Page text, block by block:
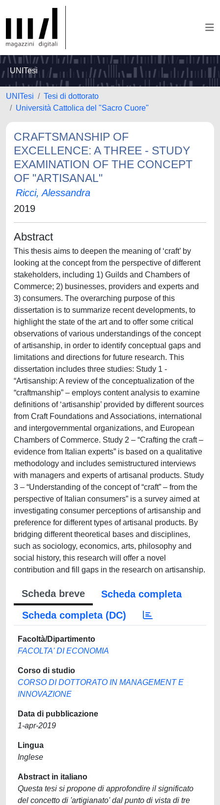
UNITesi
UNITesi
Tesi di dottorato
Università Cattolica del "Sacro Cuore"
CRAFTSMANSHIP OF
EXCELLENCE: A THREE - STUDY
EXAMINATION OF THE CONCEPT
OF "ARTISANAL"
Ricci, Alessandra
2019
Abstract
This thesis aims to deepen the meaning of ‘craft’ by
looking at the concept from the perspective of different
stakeholders, including 1) Guilds and Chambers of
Commerce; 2) businesses, providers and experts and
3) consumers. The overarching purpose of this
dissertation is to summarize recent developments, to
highlight the state of the art and to offer some critical
observations of various understandings of the concept
of artisanship, in order to identify conceptual gaps and
limitations and directions for future research. This
dissertation includes three studies: Study 1 -
“Artisanship: A review of the conceptualization of the
“craftmanship” – employs content analysis to examine
definitions of ‘artisanship’ provided by different sources
from Craft Foundations and Associations, international
and intergovernmental organizations, and European
Chambers of Commerce. Study 2 – “Crafting the craft –
evidence from Italian experts” is based on a qualitative
methodology and includes semistructured interviews
with managers and experts of artisanal products. Study
3 – “Understanding of the concept of “craft” – from the
perspective of Italian consumers” is a survey aimed at
investigating consumer perceptions of artisanship and
preference for different types of artisanal products. By
bridging different theoretical bases and disciplines,
such as sociology, economics, arts, philosophy and
social history, this research will offer a novel
contribution and fill gaps in the research on artisanship.
Scheda breve
Scheda completa
Scheda completa (DC)
Facoltà/Dipartimento
FACOLTA' DI ECONOMIA
Corso di studio
CORSO DI DOTTORATO IN MANAGEMENT E
INNOVAZIONE
Data di pubblicazione
1-apr-2019
Lingua
Inglese
Abstract in italiano
Questa tesi si propone di approfondire il significato
del concetto di 'artigianato' dal punto di vista di tre